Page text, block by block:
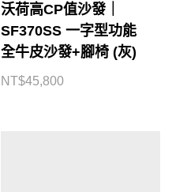
沃荷高CP值沙發｜
SF370SS 一字型功能
全牛皮沙發+腳椅 (灰)
NT$45,800